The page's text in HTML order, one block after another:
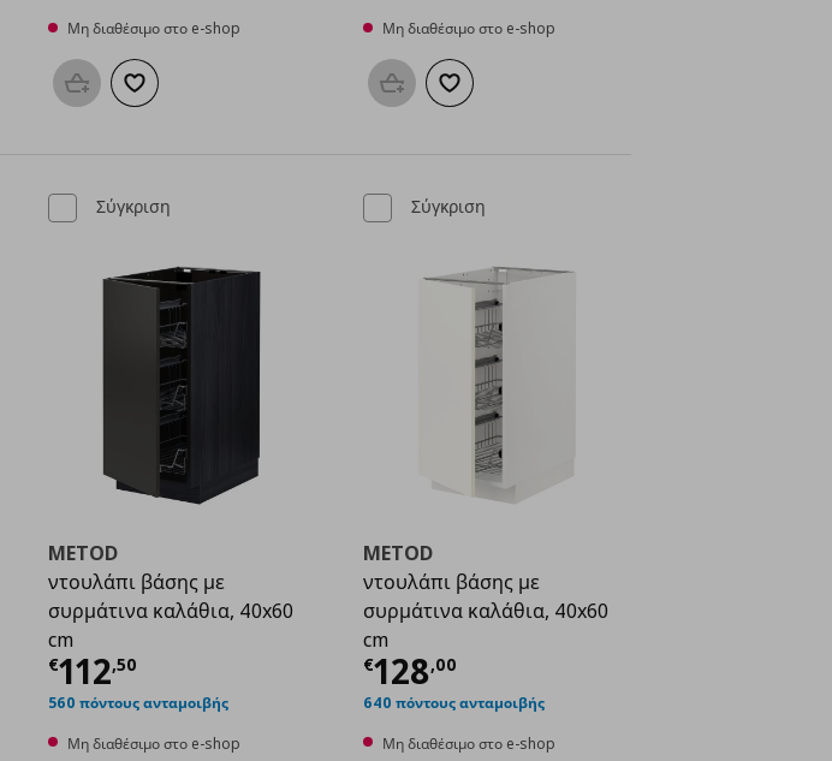
Μη διαθέσιμο στο e-shop
Προσθήκη στο καλάθι
Προσθήκη στα αγαπημένα
Μη διαθέσιμο στο e-shop
Προσθήκη στο καλάθι
Προσθήκη στα αγαπημένα
€ 149,00
Σύγκριση
METOD
ντουλάπι βάσης με
συρμάτινα καλάθια, 40x60
cm
€112,50
Τρέχουσα τιμή € 112,50
560 πόντους ανταμοιβής
Μη διαθέσιμο στο e-shop
Σύγκριση
METOD
ντουλάπι βάσης με
συρμάτινα καλάθια, 40x60
cm
€128,00
Τρέχουσα τιμή
640 πόντους ανταμοιβής
Μη διαθέσιμο στο e-shop